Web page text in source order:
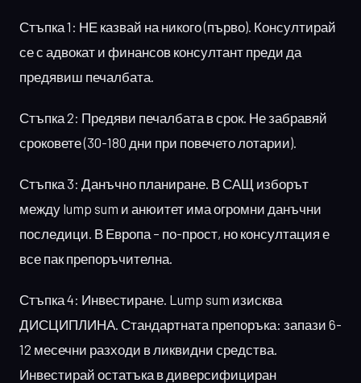
Стъпка 1: НЕ казвай на никого (първо). Консултирай
се с адвокат и финансов консултант преди да
предявиш печалбата.
Стъпка 2: Предяви печалбата в срок. Не забравяй
сроковете (30-180 дни при повечето лотарии).
Стъпка 3: Данъчно планиране. В САЩ изборът
между lump sum и анюитет има огромни данъчни
последици. В Европа – по-прост, но консултация е
все пак препоръчителна.
Стъпка 4: Инвестиране. Lump sum изисква
ДИСЦИПЛИНА. Стандартната препоръка: запази 6-
12 месечни разходи в ликвидни средства.
Инвестирай остатъка в диверсифициран